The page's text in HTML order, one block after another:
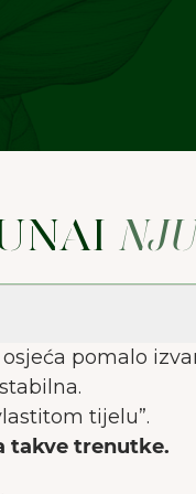
NJU
pomalo
tijelu”.
takve trenutke.